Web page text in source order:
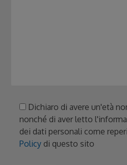
Dichiaro di avere un'età
nonché di aver letto
dei dati personali come
Policy di questo sito